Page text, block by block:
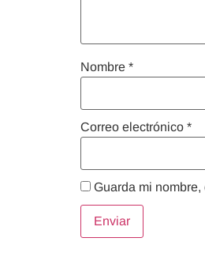
Nombre *
Correo electrónico *
Guarda mi